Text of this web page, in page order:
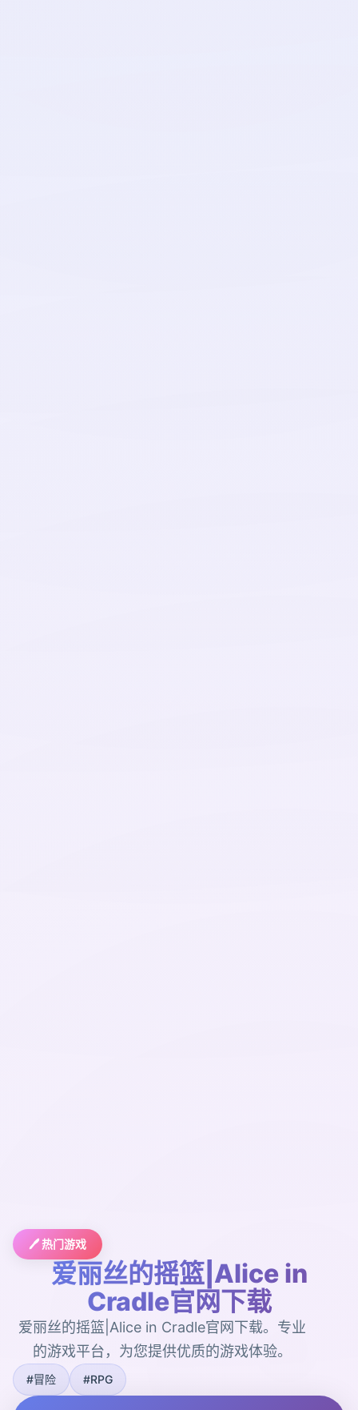
🖊️ 热门游戏
爱丽丝的摇篮|Alice in
Cradle官网下载
爱丽丝的摇篮|Alice in Cradle官网下载。专业
的游戏平台，为您提供优质的游戏体验。
#冒险 #RPG